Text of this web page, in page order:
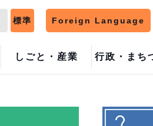
しごと・産業 行政・まち
標準 Foreign Language